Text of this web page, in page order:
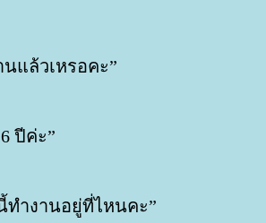
แล้วเหรอคะ”
ปีค่ะ”
ทำงานอยู่ที่ไหนคะ”